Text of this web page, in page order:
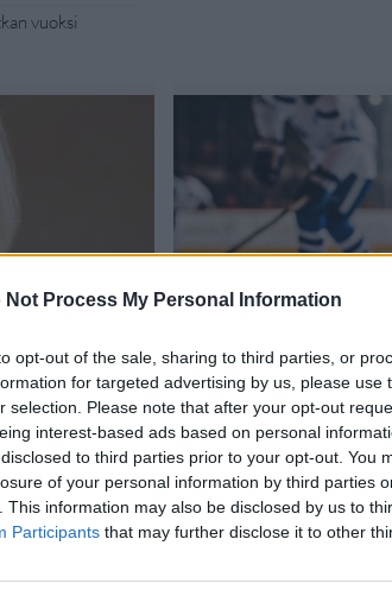
Not Process My Personal Information
opt-out of the sale, sharing to third parties, or
for targeted advertising by us, please use
selection. Please note that after your opt-out
interest-based ads based on personal
to third parties prior to your opt-out. You
of your personal information by third parties
This information may also be disclosed by us to
Participants that may further disclose it to other
vuoksi
Urheilu
6.4.2026, 8:09
Poliisin ja
jääkiekko-